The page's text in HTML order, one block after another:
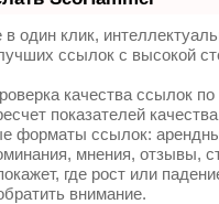
один клик,
ссылок с высокой
качества ссылок
показателей
форматы ссылок:
мнения, отзывы,
где рост или
внимание.